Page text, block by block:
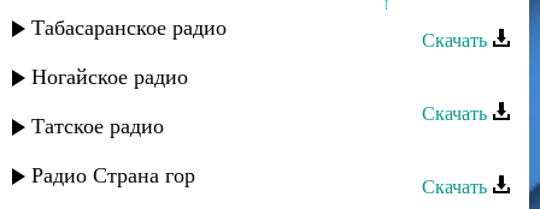
Табасаранское радио
Ногайское радио
Татское радио
Радио Страна гор
Скачать
Тарлан Мамедов - Маги дилбер
Скачать
Скачать